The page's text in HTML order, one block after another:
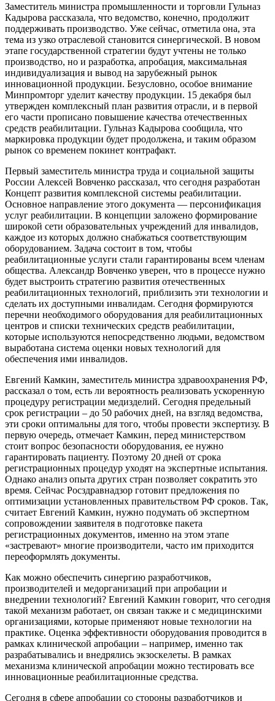
Заместитель министра промышленности и торговли Гульназ
Кадырова рассказала, что ведомство, конечно, продолжит
поддерживать производство. Уже сейчас, отметила она, эта
тема из узко отраслевой становится синергической. В новом
этапе государственной стратегии будут учтены не только
производство, но и разработка, апробация, максимальная
индивидуализация и вывод на зарубежный рынок
инновационной продукции. Безусловно, особое внимание
Минпромторг уделит качеству продукции. 15 декабря был
утвержден комплексный план развития отрасли, и в первой
его части прописано повышение качества отечественных
средств реабилитации. Гульназ Кадырова сообщила, что
маркировка продукции будет продолжена, и таким образом
рынок со временем покинет контрафакт.
Первый заместитель министра труда и социальной защиты
России Алексей Вовченко рассказал, что сегодня разработан
Концепт развития комплексной системы реабилитации.
Основное направление этого документа — персонификация
услуг реабилитации. В концепции заложено формирование
широкой сети образовательных учреждений для инвалидов,
каждое из которых должно снабжаться соответствующим
оборудованием. Задача состоит в том, чтобы
реабилитационные услуги стали гарантированы всем членам
общества. Александр Вовченко уверен, что в процессе нужно
будет выстроить стратегию развития отечественных
реабилитационных технологий, приблизить эти технологии и
сделать их доступными инвалидам. Сегодня формируются
перечни необходимого оборудования для реабилитационных
центров и списки технических средств реабилитации,
которые используются непосредственно людьми, ведомством
выработана система оценки новых технологий для
обеспечения ими инвалидов.
Евгений Камкин, заместитель министра здравоохранения РФ,
рассказал о том, есть ли вероятность реализовать ускоренную
процедуру регистрации медизделий. Сегодня предельный
срок регистрации – до 50 рабочих дней, на взгляд ведомства,
эти сроки оптимальны для того, чтобы провести экспертизу. В
первую очередь, отмечает Камкин, перед министерством
стоит вопрос безопасности оборудования, ее нужно
гарантировать пациенту. Поэтому 20 дней от срока
регистрационных процедур уходят на экспертные испытания.
Однако анализ опыта других стран позволяет сократить это
время. Сейчас Росздравнадзор готовит предложения по
оптимизации установленных правительством РФ сроков. Так,
считает Евгений Камкин, нужно подумать об экспертном
сопровождении заявителя в подготовке пакета
регистрационных документов, именно на этом этапе
«застревают» многие производители, часто им приходится
переоформлять документы.
Как можно обеспечить синергию разработчиков,
производителей и медорганизаций при апробации и
внедрении технологий? Евгений Камкин говорит, что сегодня
такой механизм работает, он связан также и с медицинскими
организациями, которые применяют новые технологии на
практике. Оценка эффективности оборудования проводится в
рамках клинической апробации – например, именно так
разрабатывались и внедрялись экзоскелеты. В рамках
механизма клинической апробации можно тестировать все
инновационные реабилитационные средства.
Сегодня в сфере апробации со стороны разработчиков и